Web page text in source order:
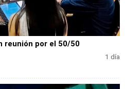
reunión por el 50/50
1 día